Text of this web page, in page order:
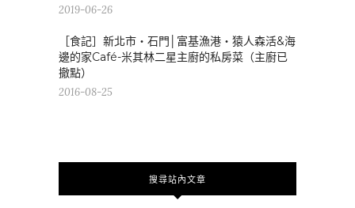
2019-06-26
［食記］新北市・石門│富基漁港・猿人森活&海
邊的家Café-米其林二星主廚的私房菜（主廚已
撤點）
2016-08-25
搜尋站內文章